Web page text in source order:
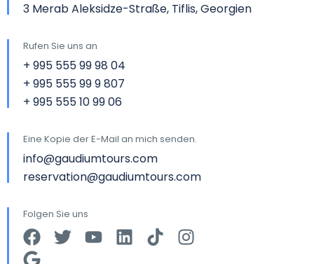
3 Merab Aleksidze-Straße, Tiflis, Georgien
Rufen Sie uns an
+ 995 555 99 98 04
+ 995 555 99 9 807
+ 995 555 10 99 06
Eine Kopie der E-Mail an mich senden.
info@gaudiumtours.com
reservation@gaudiumtours.com
Folgen Sie uns